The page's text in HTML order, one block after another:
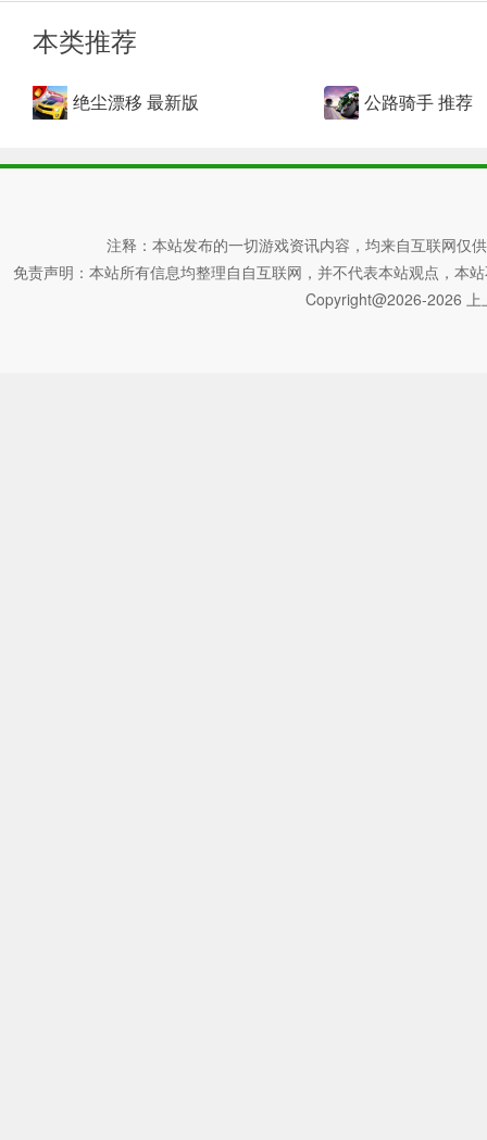
1、拥有数以百计的游戏车辆可以驾驶，会带来各种形状不同
2、无论什么品牌的车辆是最新的车型，都会带来与时俱进的
本类推荐
绝尘漂移 最新版 公路骑手 推荐
注释：本站发布的一切游戏资讯内容，均来自互联网仅
免责声明：本站所有信息均整理自自互联网，并不代表本站观点，本
Copyright@2026-2026